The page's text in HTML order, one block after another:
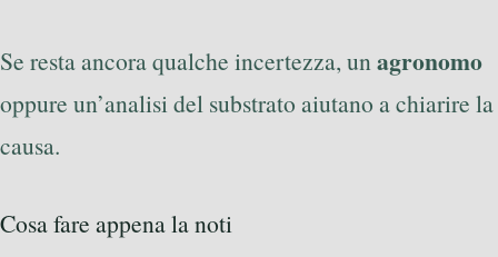
Se resta ancora qualche incertezza, unagronomo
oppure un’analisi del substrato aiutano a chiarire la
causa.
Cosa fare appena la noti